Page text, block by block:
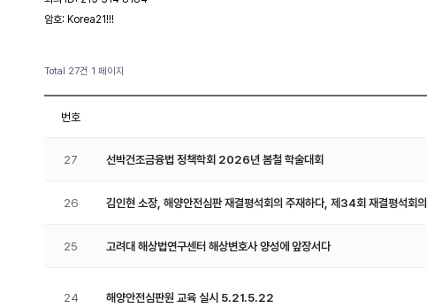
암호: Korea21!!!
Total 27건 1 페이지
번호
27 선박건조금융법 정책학회 2026년 봄철 학술대회
26 김인현 소장, 해양안전심판 재결평석회의 주재하다, 제34회 재결평석회의
25 고려대 해상법연구센터 해상변호사 양성에 앞장서다
24 해양안전심판원 교육 실시 5.21.5.22